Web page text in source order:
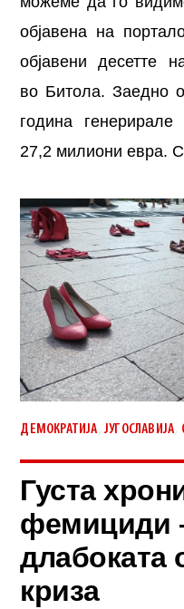
објавена на
објавени десетте
во Битола. Заедно
година
27,2 милиони евра.
ДЕМОКРАТИЈА ,ЈУГОСЛАВИЈА
Густа
фемициди
длабоката
криза